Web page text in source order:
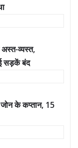
अस्त-व्यस्त,
सड़कें बंद
के कप्तान, 15